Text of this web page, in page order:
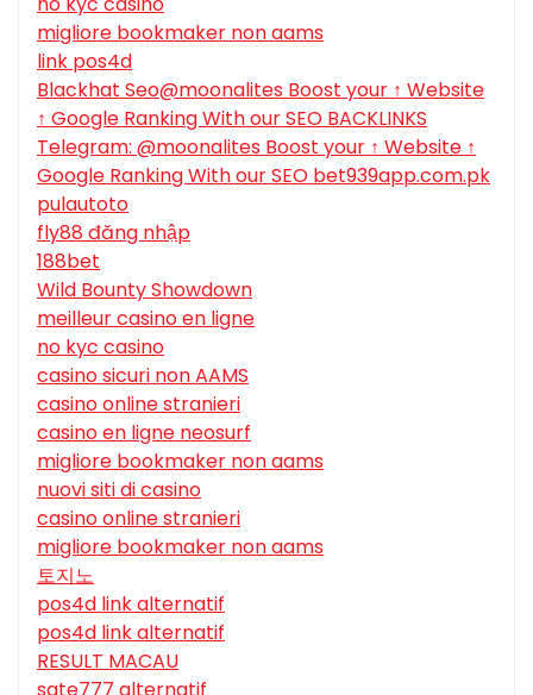
migliore bookmaker non aams
link pos4d
Blackhat Seo@moonalites Boost your ↑ Website
↑ Google Ranking With our SEO BACKLINKS
Telegram: @moonalites Boost your ↑ Website ↑
Google Ranking With our SEO bet939app.com.pk
pulautoto
fly88 đăng nhập
188bet
Wild Bounty Showdown
meilleur casino en ligne
no kyc casino
casino sicuri non AAMS
casino online stranieri
casino en ligne neosurf
migliore bookmaker non aams
nuovi siti di casino
casino online stranieri
migliore bookmaker non aams
토지노
pos4d link alternatif
pos4d link alternatif
RESULT MACAU